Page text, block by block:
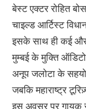
बेस्ट एक्टर रोहित
चाइल्ड आर्टिस्ट
इसके साथ ही कई और
मुम्बई के मुक्ति
अनूप जलोटा के
जबकि महाराष्ट्र
इस अवसर पर गायक